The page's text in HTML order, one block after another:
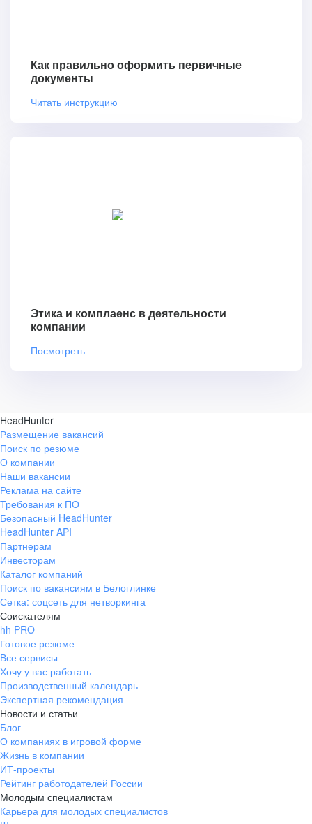
Как правильно оформить первичные
документы
Читать инструкцию
Этика и комплаенс в деятельности
компании
Посмотреть
HeadHunter
Размещение вакансий
Поиск по резюме
О компании
Наши вакансии
Реклама на сайте
Требования к ПО
Безопасный HeadHunter
HeadHunter API
Партнерам
Инвесторам
Каталог компаний
Поиск по вакансиям в Белоглинке
Сетка: соцсеть для нетворкинга
Соискателям
hh PRO
Готовое резюме
Все сервисы
Хочу у вас работать
Производственный календарь
Экспертная рекомендация
Новости и статьи
Блог
О компаниях в игровой форме
Жизнь в компании
ИТ-проекты
Рейтинг работодателей России
Молодым специалистам
Карьера для молодых специалистов